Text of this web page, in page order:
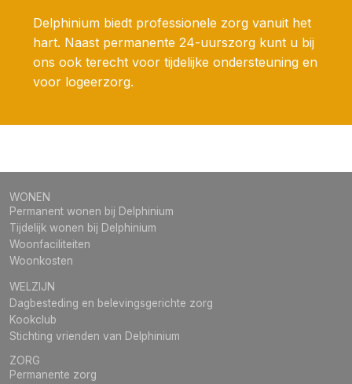
Delphinium biedt professionele zorg vanuit het
hart. Naast permanente 24-uurszorg kunt u bij
ons ook terecht voor tijdelijke ondersteuning en
voor logeerzorg.
WONEN
Permanent wonen bij Delphinium
Tijdelijk wonen bij Delphinium
Woonfaciliteiten
Woonkosten
WELZIJN
Dagbesteding en belevingsgerichte zorg
Kookclub
Stichting vrienden van Delphinium
ZORG
Permanente zorg